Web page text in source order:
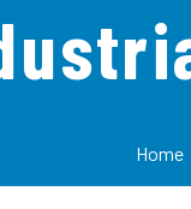
Home